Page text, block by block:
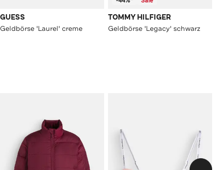
GUESS
Geldbörse 'Laurel' creme
TOMMY HILFIGER
Geldbörse 'Legacy' schwarz